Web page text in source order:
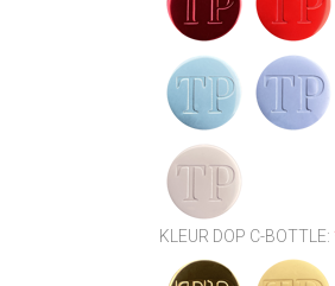
KLEUR DOP C-BOTTLE: